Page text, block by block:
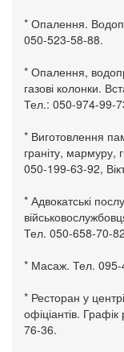
* Опалення.
050-523-58-88.
* Опалення,
газові колонки.
Тел.: 050-974-99-
* Виготовлення
граніту, мармуру,
050-199-63-92,
* Адвокатські
Тел. 050-658-70-
* Масаж. Тел.
* Ресторан у
офіціантів.
76-36.